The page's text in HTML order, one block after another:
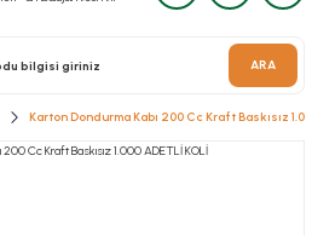
ARA
Karton Dondurma Kabı 200 Cc Kraft Baskısız